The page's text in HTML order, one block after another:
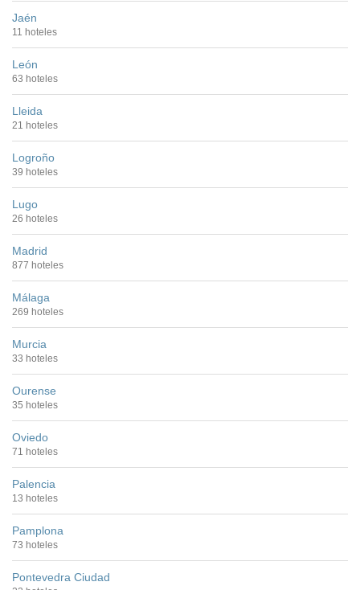
Jaén
11 hoteles
León
63 hoteles
Lleida
21 hoteles
Logroño
39 hoteles
Lugo
26 hoteles
Madrid
877 hoteles
Málaga
269 hoteles
Murcia
33 hoteles
Ourense
35 hoteles
Oviedo
71 hoteles
Palencia
13 hoteles
Pamplona
73 hoteles
Pontevedra Ciudad